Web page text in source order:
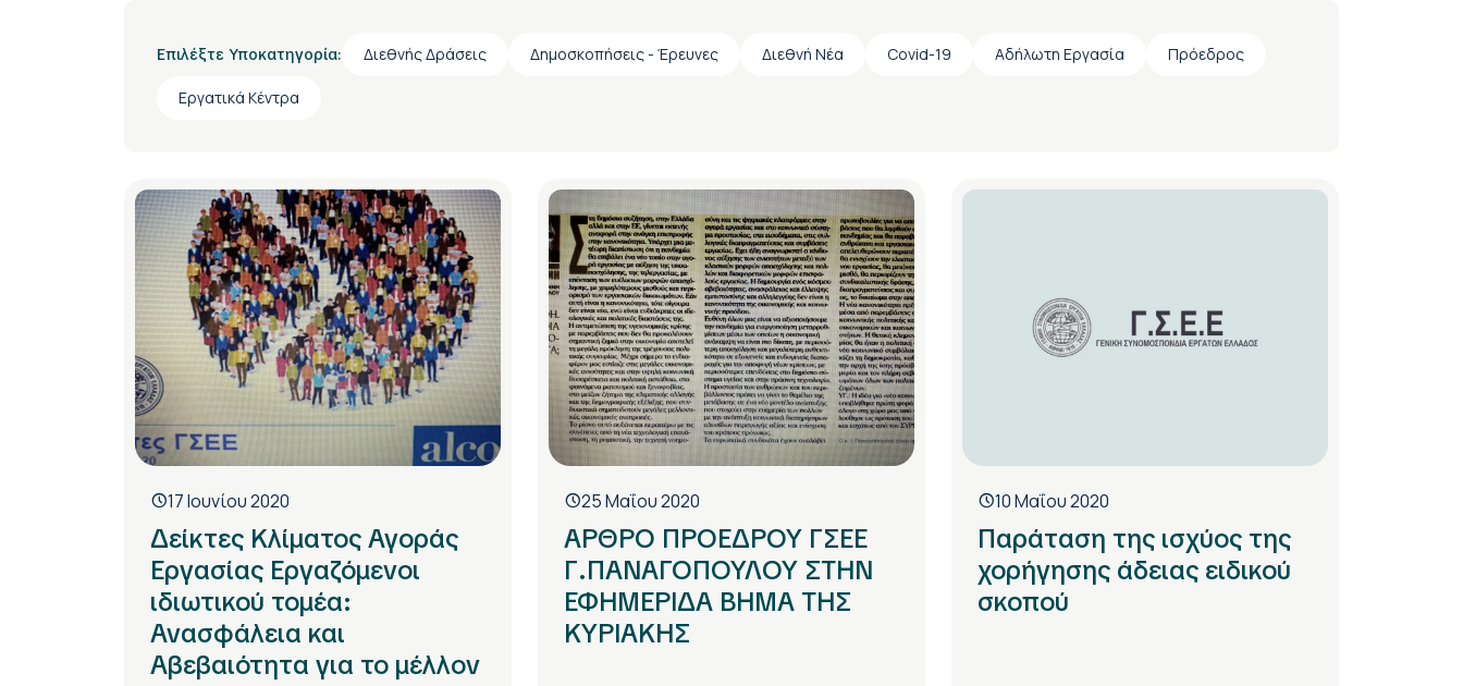
Επιλέξτε Υποκατηγορία: Διεθνής Δράσεις Δημοσκοπήσεις - Έρευνες Διεθνή Νέα Covid-19 Αδήλωτη Εργασία Πρόεδρος
Εργατικά Κέντρα
17 Ιουνίου 2020
Δείκτες Κλίματος Αγοράς
Εργασίας Εργαζόμενοι
ιδιωτικού τομέα:
Ανασφάλεια και
Αβεβαιότητα για το μέλλον
25 Μαΐου 2020
ΑΡΘΡΟ ΠΡΟΕΔΡΟΥ ΓΣΕΕ
Γ.ΠΑΝΑΓΟΠΟΥΛΟΥ ΣΤΗΝ
ΕΦΗΜΕΡΙΔΑ ΒΗΜΑ ΤΗΣ
ΚΥΡΙΑΚΗΣ
10 Μαΐου 2020
Παράταση της ισχύος της
χορήγησης άδειας ειδικού
σκοπού